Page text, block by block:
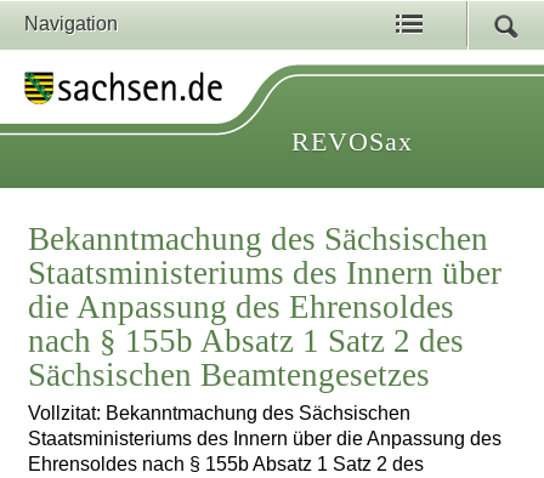
Navigation
REVOSax
Bekanntmachung des Sächsischen
Staatsministeriums des Innern über
die Anpassung des Ehrensoldes
nach § 155b Absatz 1 Satz 2 des
Sächsischen Beamtengesetzes
Vollzitat: Bekanntmachung des Sächsischen
Staatsministeriums des Innern über die Anpassung des
Ehrensoldes nach § 155b Absatz 1 Satz 2 des